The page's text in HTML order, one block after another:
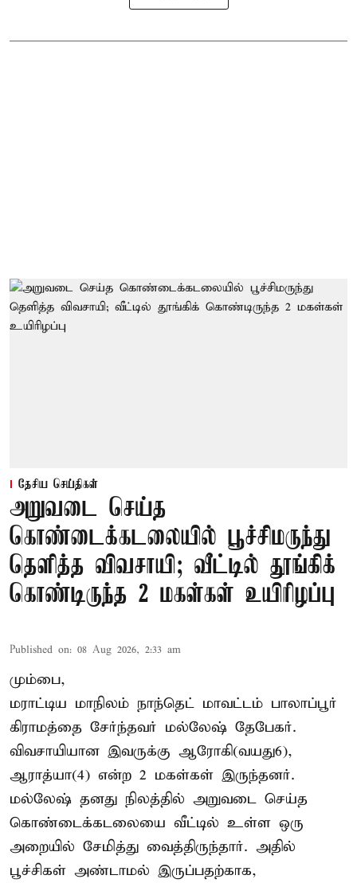
தேசிய செய்திகள்
அறுவடை செய்த
கொண்டைக்கடலையில் பூச்சிமருந்து
தெளித்த விவசாயி; வீட்டில் தூங்கிக்
கொண்டிருந்த 2 மகள்கள் உயிரிழப்பு
Published on: 08 Aug 2026, 2:33 am
மும்பை,
மராட்டிய மாநிலம் நாந்தெட் மாவட்டம் பாலாப்பூர்
கிராமத்தை சேர்ந்தவர் மல்லேஷ் தேபேகர்.
விவசாயியான இவருக்கு ஆரோகி(வயது6),
ஆராத்யா(4) என்ற 2 மகள்கள் இருந்தனர்.
மல்லேஷ் தனது நிலத்தில் அறுவடை செய்த
கொண்டைக்கடலையை வீட்டில் உள்ள ஒரு
அறையில் சேமித்து வைத்திருந்தார். அதில்
பூச்சிகள் அண்டாமல் இருப்பதற்காக,